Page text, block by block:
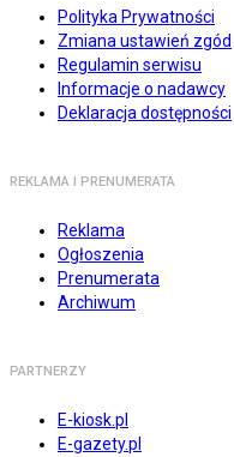
Polityka Prywatności
Zmiana ustawień zgód
Regulamin serwisu
Informacje o nadawcy
Deklaracja dostępności
REKLAMA I PRENUMERATA
Reklama
Ogłoszenia
Prenumerata
Archiwum
PARTNERZY
E-kiosk.pl
E-gazety.pl